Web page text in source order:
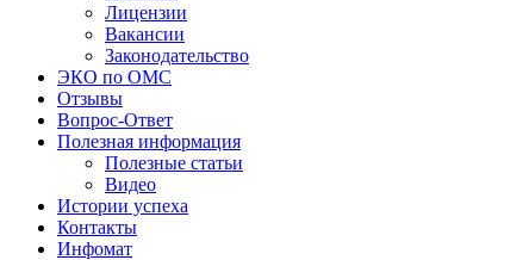
Лицензии
Вакансии
Законодательство
ЭКО по ОМС
Отзывы
Вопрос-Ответ
Полезная информация
Полезные статьи
Видео
Истории успеха
Контакты
Инфомат